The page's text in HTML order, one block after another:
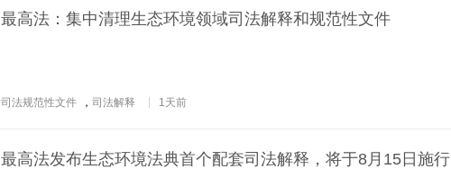
最高法：集中清理生态环境领域司法解释和规范性文件
司法规范性文件 ， 司法解释 1天前
最高法发布生态环境法典首个配套司法解释，将于8月15日施行